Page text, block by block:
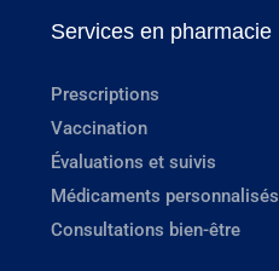
Services en pharmacie
Prescriptions
Vaccination
Évaluations et suivis
Médicaments personnalisés
Consultations bien-être